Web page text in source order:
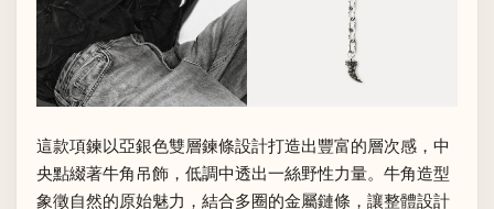
這款項鍊以亞銀色雙層鍊條設計打造出豐富的層次感，中
央點綴著牛角吊飾，低調中透出一絲野性力量。牛角造型
象徵自然的原始魅力，結合多圈的金屬鏈條，讓整體設計